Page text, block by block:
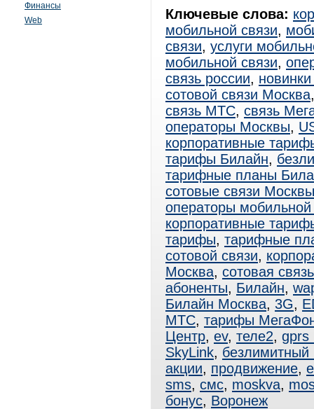
Финансы
Web
Ключевые слова:
мобильной связи,
связи, услуги
мобильной связи,
связь россии,
сотовой связи Москва
связь МТС, связь
операторы Москвы,
корпоративные
тарифы Билайн,
тарифные планы
сотовые связи Москвы
операторы мобильной
корпоративные
тарифы, тарифные
сотовой связи,
Москва, сотовая
абоненты, Билайн,
Билайн Москва, 3G,
МТС, тарифы
Центр, ev, теле2, gprs
SkyLink, безлимитный
акции, продвижение,
sms, смс, moskva,
бонус, Воронеж